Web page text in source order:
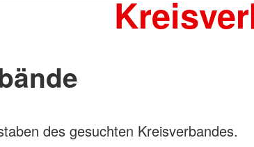
des gesuchten Kreisverbandes.